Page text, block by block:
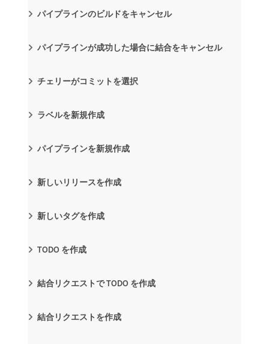
パイプラインのビルドをキャンセル
パイプラインが成功した場合に結合をキャンセル
チェリーがコミットを選択
ラベルを新規作成
パイプラインを新規作成
新しいリリースを作成
新しいタグを作成
TODO を作成
結合リクエストで TODO を作成
結合リクエストを作成